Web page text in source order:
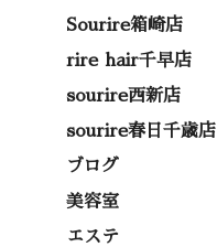
Sourire箱崎店
rire hair千早店
sourire西新店
sourire春日千歳店
ブログ
美容室
エステ